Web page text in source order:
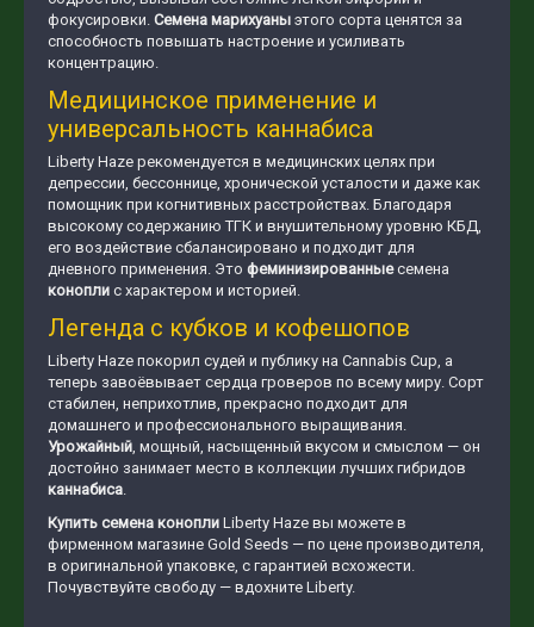
фокусировки. Семена марихуаны этого сорта ценятся за
способность повышать настроение и усиливать
концентрацию.
Медицинское применение и
универсальность каннабиса
Liberty Haze рекомендуется в медицинских целях при
депрессии, бессоннице, хронической усталости и даже как
помощник при когнитивных расстройствах. Благодаря
высокому содержанию ТГК и внушительному уровню КБД,
его воздействие сбалансировано и подходит для
дневного применения. Это феминизированныесемена
конопли с характером и историей.
Легенда с кубков и кофешопов
Liberty Haze покорил судей и публику на Cannabis Cup, а
теперь завоёвывает сердца гроверов по всему миру. Сорт
стабилен, неприхотлив, прекрасно подходит для
домашнего и профессионального выращивания.
Урожайный, мощный, насыщенный вкусом и смыслом — он
достойно занимает место в коллекции лучших гибридов
каннабиса.
Купить семена конопли Liberty Haze вы можете в
фирменном магазине Gold Seeds — по цене производителя,
в оригинальной упаковке, с гарантией всхожести.
Почувствуйте свободу — вдохните Liberty.